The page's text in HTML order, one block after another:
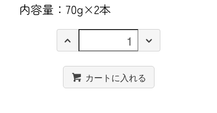
内容量：70g×2本
カートに入れる